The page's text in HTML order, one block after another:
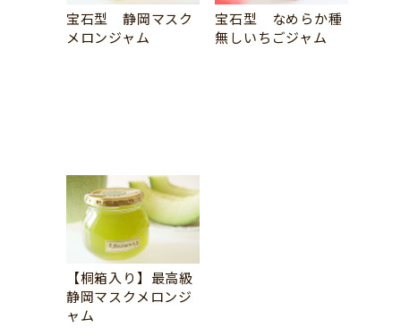
宝石型 静岡マスク
メロンジャム
宝石型 なめらか種
無しいちごジャム
【桐箱入り】最高級
静岡マスクメロンジ
ャム